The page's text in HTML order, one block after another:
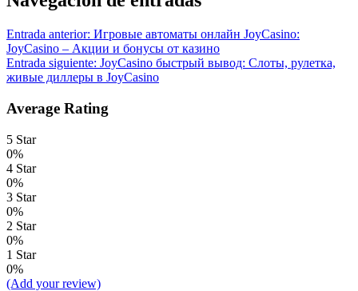
Entrada anterior: Игровые автоматы онлайн JoyCasino:
JoyCasino – Акции и бонусы от казино
Entrada siguiente: JoyCasino быстрый вывод: Слоты, рулетка,
живые диллеры в JoyCasino
Average Rating
5 Star
0%
4 Star
0%
3 Star
0%
2 Star
0%
1 Star
0%
(Add your review)